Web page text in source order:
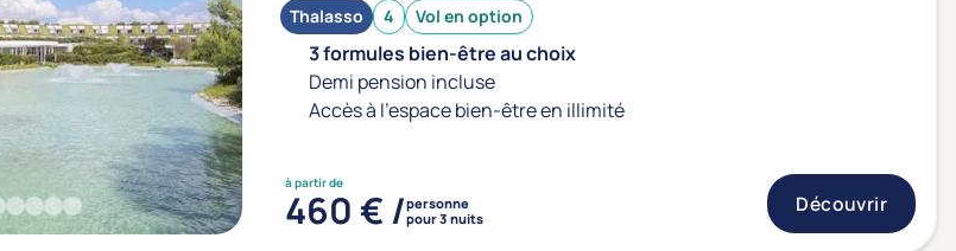
Thalasso 4 Vol en option
3 formules bien-être au choix
Demi pension incluse
Accès à l'espace bien-être en illimité
à partir de
460 € /personne
pour 3 nuits
Découvrir